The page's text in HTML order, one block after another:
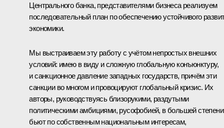
Центрального банка, представителями бизнеса реализуем
последовательный план по обеспечению устойчивого
экономики.
Мы выстраиваем эту работу с учётом непростых внешних
условий: имею в виду и сложную глобальную конъюнктуру,
и санкционное давление западных государств, причём эти
санкции во многом и провоцируют глобальный кризис. Их
авторы, руководствуясь близорукими, раздутыми
политическими амбициями, русофобией, в большей степени
бьют по собственным национальным интересам,